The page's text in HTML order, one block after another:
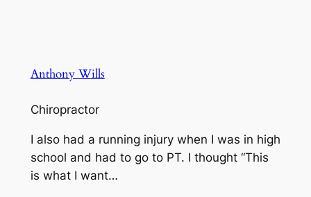
Anthony Wills
Chiropractor
I also had a running injury when I was in high
school and had to go to PT. I thought “This
is what I want…